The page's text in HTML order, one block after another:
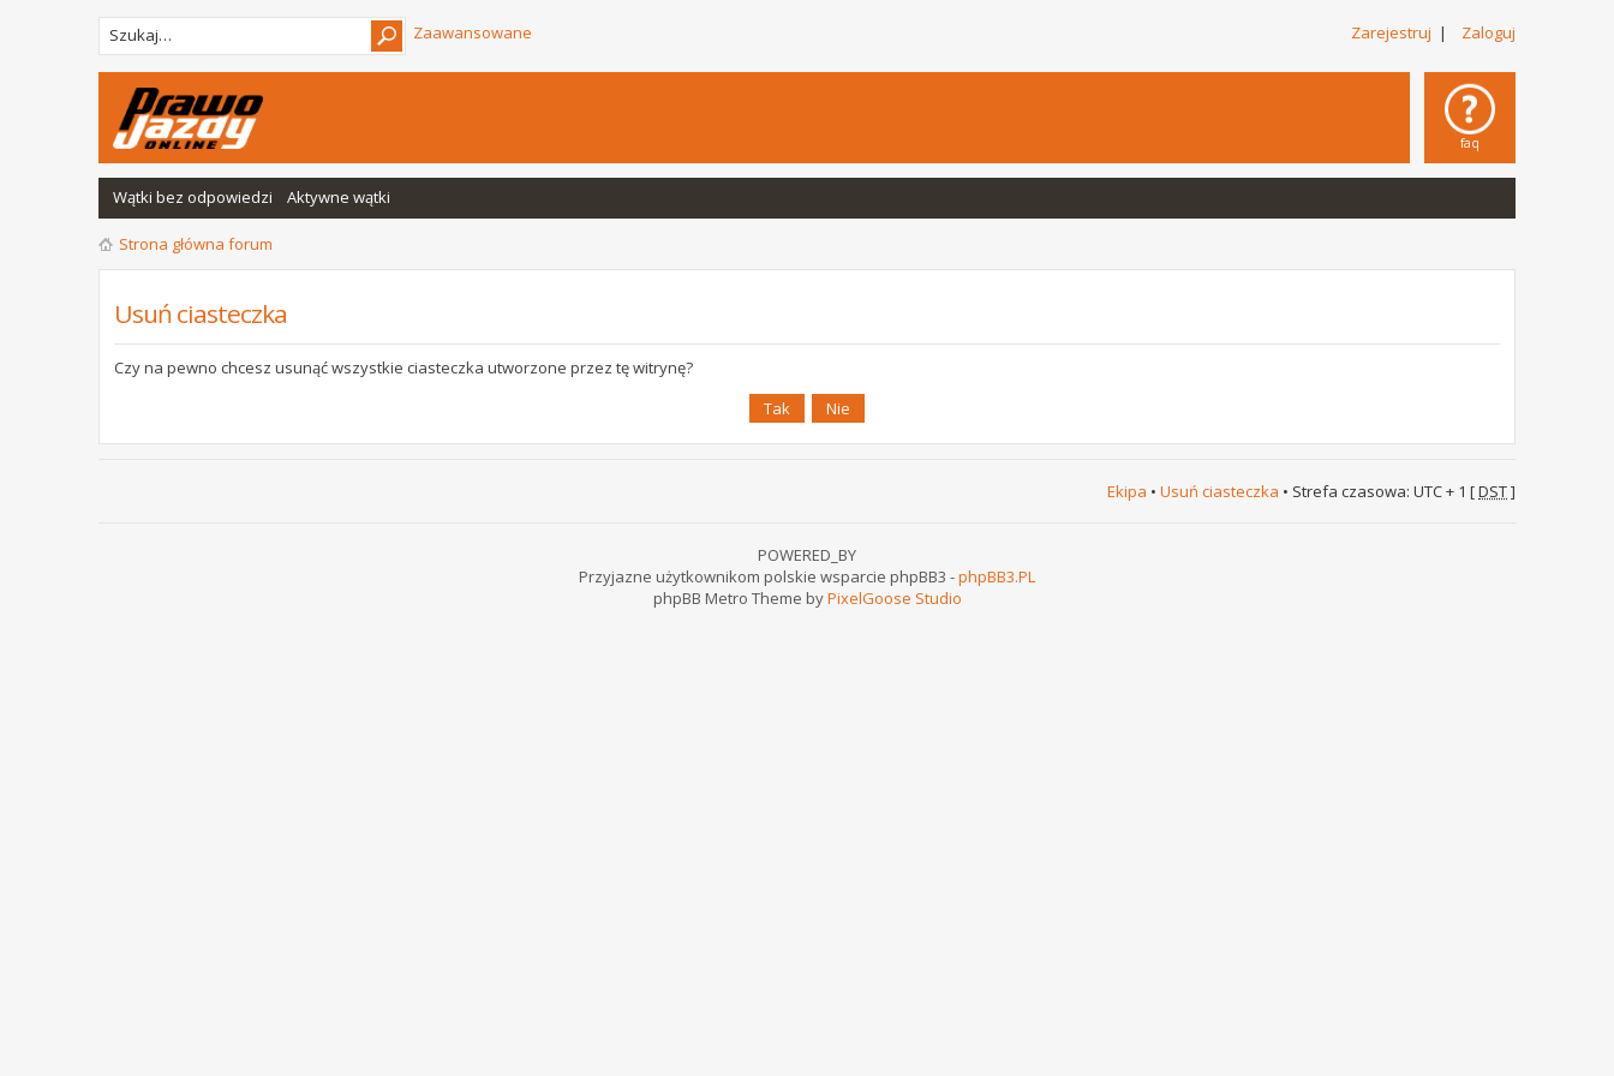
Zarejestruj | Zaloguj
Zaawansowane
faq
Wątki bez odpowiedzi Aktywne wątki
Strona główna forum
Usuń ciasteczka
Czy na pewno chcesz usunąć wszystkie ciasteczka utworzone przez tę witrynę?
Ekipa • Usuń ciasteczka • Strefa czasowa: UTC + 1 [DST]
POWERED_BY
Przyjazne użytkownikom polskie wsparcie phpBB3 -phpBB3.PL
phpBB Metro Theme byPixelGoose Studio